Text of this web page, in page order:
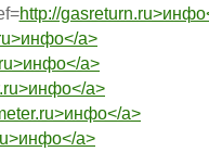
http://
a>
a>
a>
a>
a>